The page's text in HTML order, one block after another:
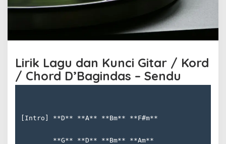
B
a
s
Lirik Lagu dan Kunci Gitar / Kord
/ Chord D’Bagindas – Sendu
[Intro] **D** **A** **Bm** **F#m**
        **G** **D** **Bm** **Am**